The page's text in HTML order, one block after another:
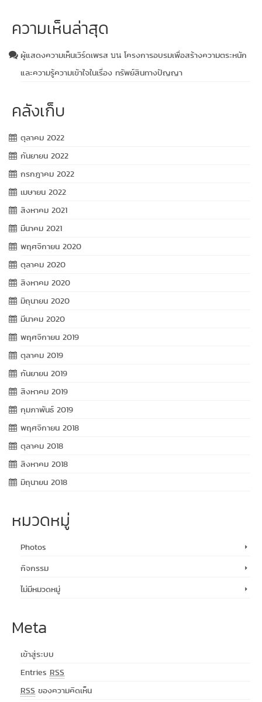
ความเห็นล่าสุด
ผู้แสดงความเห็นเวิร์ดเพรส บน โครงการอบรมเพื่อสร้างความตระหนัก
และความรู้ความเข้าใจในเรื่อง ทรัพย์สินทางปัญญา
คลังเก็บ
ตุลาคม 2022
กันยายน 2022
กรกฎาคม 2022
เมษายน 2022
สิงหาคม 2021
มีนาคม 2021
พฤศจิกายน 2020
ตุลาคม 2020
สิงหาคม 2020
มิถุนายน 2020
มีนาคม 2020
พฤศจิกายน 2019
ตุลาคม 2019
กันยายน 2019
สิงหาคม 2019
กุมภาพันธ์ 2019
พฤศจิกายน 2018
ตุลาคม 2018
สิงหาคม 2018
มิถุนายน 2018
หมวดหมู่
Photos
กิจกรรม
ไม่มีหมวดหมู่
Meta
เข้าสู่ระบบ
Entries RSS
RSS ของความคิดเห็น